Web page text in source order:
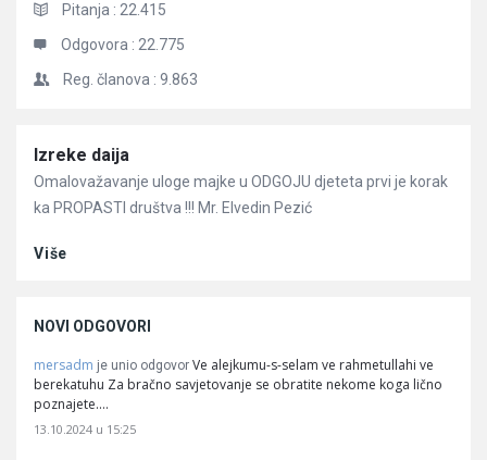
Pitanja : 22.415
Odgovora : 22.775
Reg. članova : 9.863
Članci
Izreke daija
Omalovažavanje uloge majke u ODGOJU djeteta prvi je korak
ka PROPASTI društva !!! Mr. Elvedin Pezić
Više
NOVI ODGOVORI
mersadm je unio odgovor Ve alejkumu-s-selam ve rahmetullahi ve
berekatuhu Za bračno savjetovanje se obratite nekome koga lično
poznajete.…
13.10.2024 u 15:25